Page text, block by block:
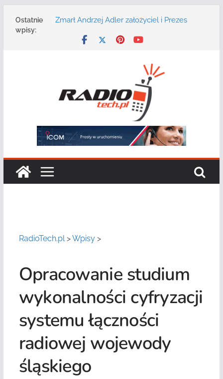
Ostatnie
wpisy:
Zmarł Andrzej Adler założyciel i Prezes
Radmor – największy polski producent
konferencję: „Bezpieczeństwo,
niezawodność i interoperacyjność
systemów teleinformatycznych”
Motorola Solutions oferuje agencjom
bezpieczeństwa publicznego usługę
łączności opartą na chmurze
Najnowszy radiotelefon MOTOTRBO R7 od
Motorola Solutions
RadioTech.pl>Wpisy>
Opracowanie studium
wykonalności cyfryzacji
systemu łączności
radiowej wojewody
śląskiego